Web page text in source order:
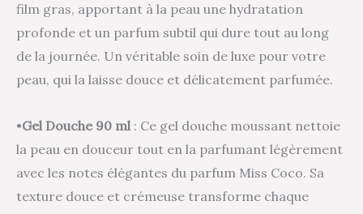
film gras, apportant à la peau une hydratation
profonde et un parfum subtil qui dure tout au long
de la journée. Un véritable soin de luxe pour votre
peau, qui la laisse douce et délicatement parfumée.
•Gel Douche 90 ml: Ce gel douche moussant nettoie
la peau en douceur tout en la parfumant légèrement
avec les notes élégantes du parfum Miss Coco. Sa
texture douce et crémeuse transforme chaque